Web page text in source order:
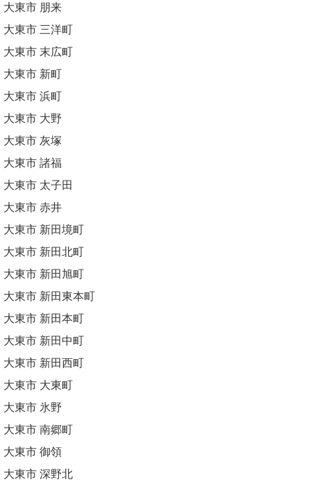
大東市 朋来
大東市 三洋町
大東市 末広町
大東市 新町
大東市 浜町
大東市 大野
大東市 灰塚
大東市 諸福
大東市 太子田
大東市 赤井
大東市 新田境町
大東市 新田北町
大東市 新田旭町
大東市 新田東本町
大東市 新田本町
大東市 新田中町
大東市 新田西町
大東市 大東町
大東市 氷野
大東市 南郷町
大東市 御領
大東市 深野北